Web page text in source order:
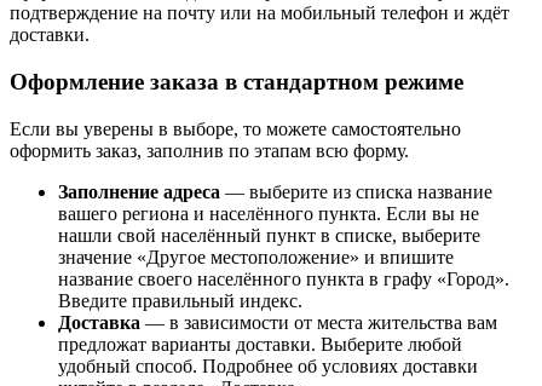
подтверждение на почту или на мобильный телефон и ждёт
доставки.
Оформление заказа в стандартном режиме
Если вы уверены в выборе, то можете самостоятельно
оформить заказ, заполнив по этапам всю форму.
Заполнение адреса — выберите из списка название
вашего региона и населённого пункта. Если вы не
нашли свой населённый пункт в списке, выберите
значение «Другое местоположение» и впишите
название своего населённого пункта в графу «Город».
Введите правильный индекс.
Доставка — в зависимости от места жительства вам
предложат варианты доставки. Выберите любой
удобный способ. Подробнее об условиях доставки